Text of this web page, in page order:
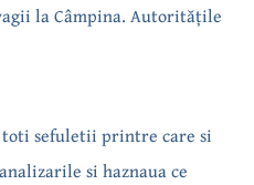
la Câmpina. Autoritățile
toti sefuletii printre care si
si haznaua ce